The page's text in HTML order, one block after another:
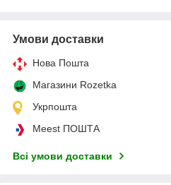
Умови доставки
Нова Пошта
Магазини Rozetka
Укрпошта
Meest ПОШТА
Всі умови доставки